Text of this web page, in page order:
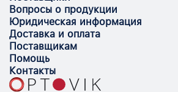
Вопросы о продукции
Юридическая информация
Доставка и оплата
Поставщикам
Помощь
Контакты